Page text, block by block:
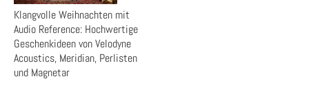
Klangvolle Weihnachten mit
Audio Reference: Hochwertige
Geschenkideen von Velodyne
Acoustics, Meridian, Perlisten
und Magnetar